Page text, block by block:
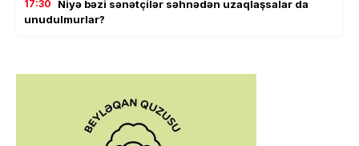
17:30
Niyə bəzi sənətçilər səhnədən uzaqlaşsalar da
unudulmurlar?